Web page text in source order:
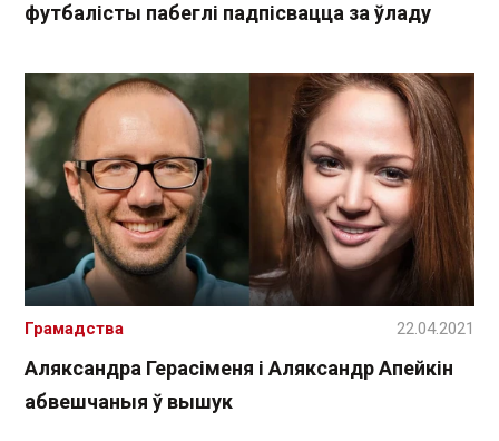
футбалісты пабеглі падпісвацца за ўладу
Аляксандра Герасіменя і Аляксандр Апейкін
абвешчаныя ў вышук
Грамадства 22.04.2021